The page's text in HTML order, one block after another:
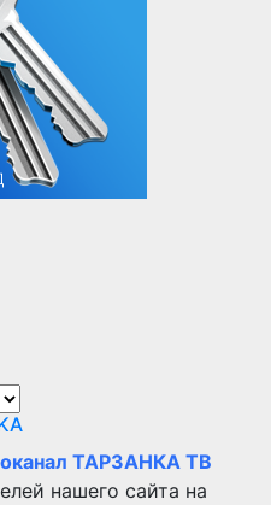
ТАРЗАНКА ТВ
нашего сайта на